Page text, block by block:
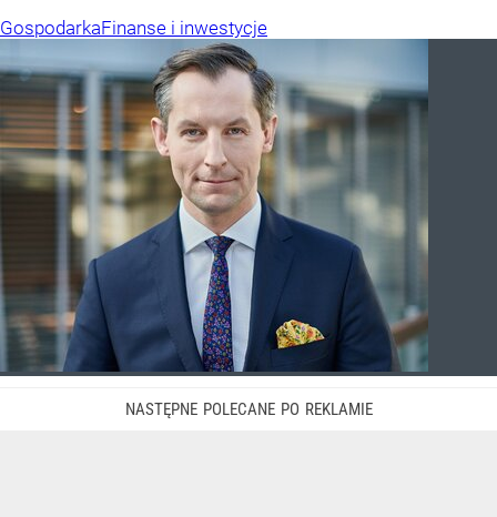
GospodarkaFinanse i inwestycje